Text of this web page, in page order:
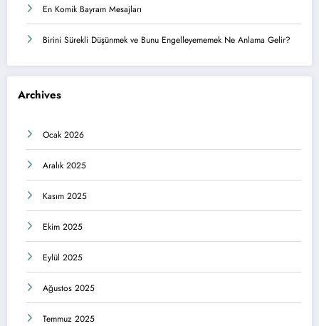
En Komik Bayram Mesajları
Birini Sürekli Düşünmek ve Bunu Engelleyememek Ne Anlama Gelir?
Archives
Ocak 2026
Aralık 2025
Kasım 2025
Ekim 2025
Eylül 2025
Ağustos 2025
Temmuz 2025